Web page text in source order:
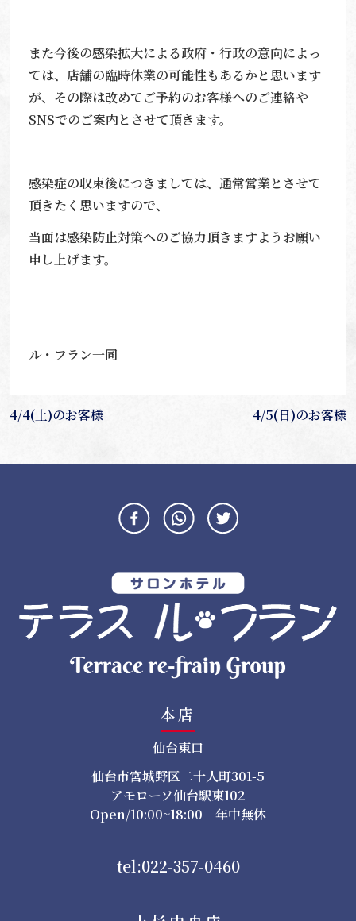
また今後の感染拡大による政府・行政の意向によっ
ては、店舗の臨時休業の可能性もあるかと思います
が、その際は改めてご予約のお客様へのご連絡や
SNSでのご案内とさせて頂きます。
感染症の収束後につきましては、通常営業とさせて
頂きたく思いますので、
当面は感染防止対策へのご協力頂きますようお願い
申し上げます。
ル・フラン一同
投
ビ
4/4(土)のお客様 4/5(日)のお客様
本店
仙台東口
仙台市宮城野区二十人町301-5
アモローソ仙台駅東102
Open/10:00~18:00 年中無休
tel:022-357-0460